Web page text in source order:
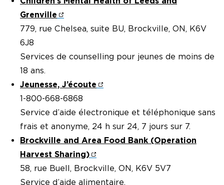
Grenville
779, rue Chelsea, suite BU, Brockville, ON, K6V
6J8
Services de counselling pour jeunes de moins de
18 ans.
Jeunesse, J’écoute
1-800-668-6868
Service d’aide électronique et téléphonique sans
frais et anonyme, 24 h sur 24, 7 jours sur 7.
Brockville and Area Food Bank (Operation
Harvest Sharing)
58, rue Buell, Brockville, ON, K6V 5V7
Service d’aide alimentaire.